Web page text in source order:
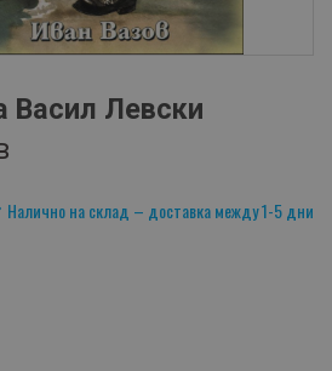
Васил Левски
Налично на склад – доставка между 1-5 дни